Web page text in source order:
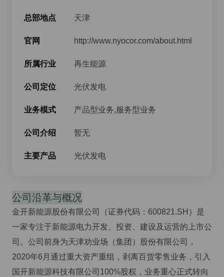
总部地点 天津
官网 http://www.nyocor.com/about.html
所属行业 再生能源
公司定位 光伏发电
业务模式 产品型业务,服务型业务
公司介绍 暂无
主要产品 光伏发电
公司沿革与概况
金开新能源股份有限公司（证券代码：600821.SH）是
一家专注于新能源电力开发、投资、建设及运营的上市公
司。公司前身为天津劝业场（集团）股份有限公司，
2020年6月通过重大资产重组，剥离百货零售业务，引入
国开新能源科技有限公司100%股权，业务重心正式转向